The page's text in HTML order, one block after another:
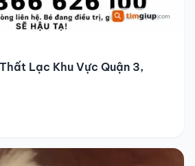
Lạc Khu Vực Quận 3,